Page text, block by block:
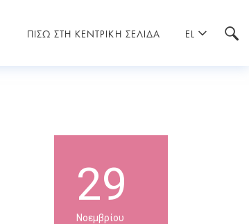
ΠΙΣΩ ΣΤΗ ΚΕΝΤΡΙΚΗ ΣΕΛΙΔΑ EL
29
Νοεμβρίου